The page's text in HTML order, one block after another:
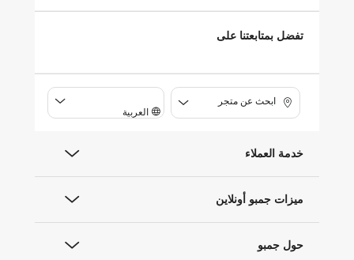
تفضل بمتابعتنا على
ابحث عن متجر
العربية
خدمة العملاء
ميزات جمبو أونلاين
حول جمبو